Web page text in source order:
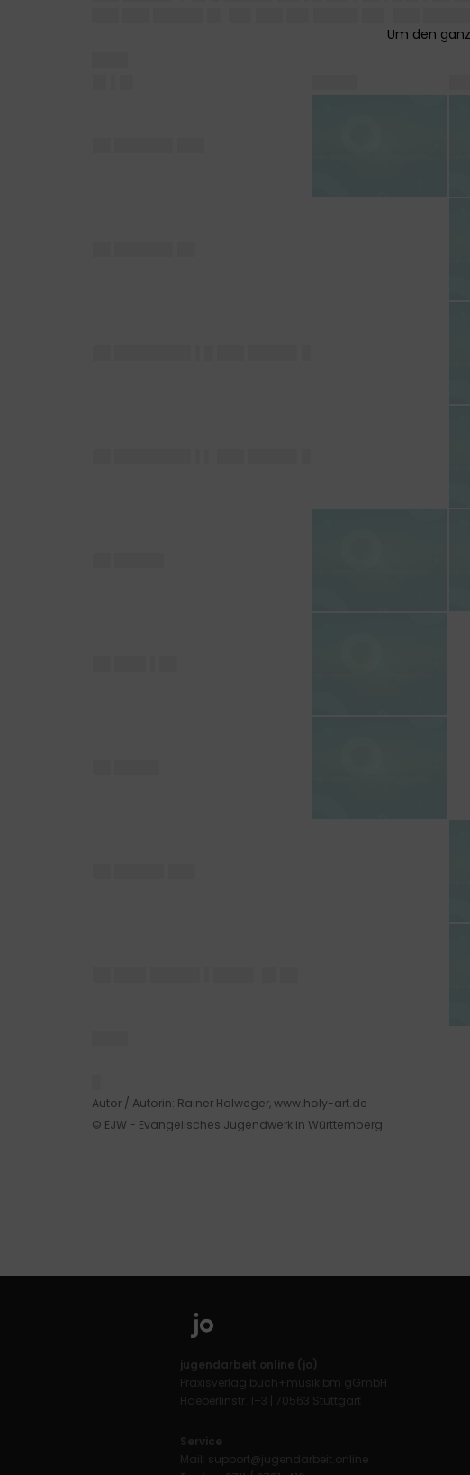
Autor / Autorin: Rainer Holweger, www.holy-art.de
© EJW - Evangelisches Jugendwerk in Württemberg
jugendarbeit.online (jo)
Praxisverlag buch+musik bm gGmbH
Haeberlinstr. 1–3 | 70563 Stuttgart
Service
Mail: support@jugendarbeit.online